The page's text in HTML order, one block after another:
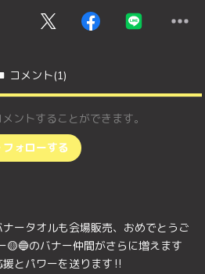
コメント(1)
ントすることができます。
フォローする
ータオルも会場販売、おめでとうご
🟡🔵のバナー仲間がさらに増えます
とパワーを送ります‼️